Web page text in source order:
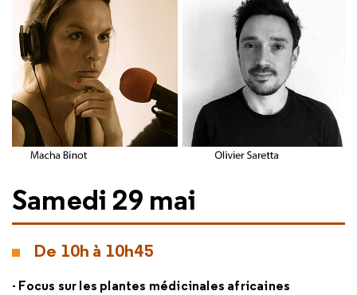
Samedi 29 mai
De 10h à 10h45
- Focus sur les plantes médicinales africaines